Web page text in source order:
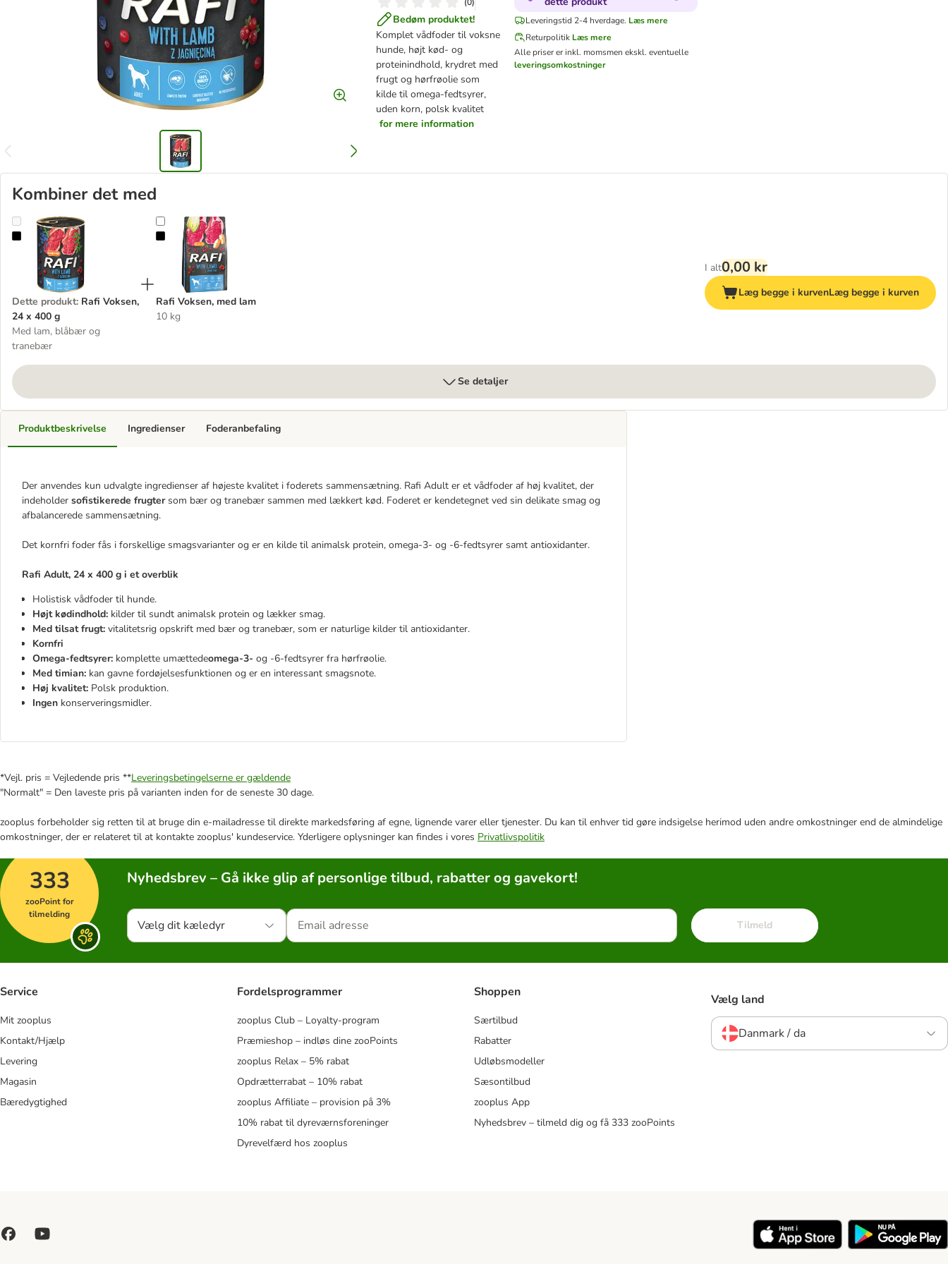
Bedøm produktet!
Komplet vådfoder til voksne
hunde, højt kød- og
proteinindhold, krydret med
frugt og hørfrøolie som
kilde til omega-fedtsyrer,
uden korn, polsk kvalitet
for mere information
Leveringstid 2-4 hverdage. Læs mere
Returpolitik Læs mere
Alle priser er inkl. momsmen ekskl. eventuelle
leveringsomkostninger
Kombiner det med
Rafi Voksen, 24 x 400 g
Dette produkt: Rafi Voksen,
24 x 400 g
Med lam, blåbær og
tranebær
Rafi Voksen, med lam
Rafi Voksen, med lam
10 kg
I alt0,00 kr
Læg begge i kurvenLæg begge i kurven
Se detaljer
Produktbeskrivelse
Der anvendes kun udvalgte ingredienser af højeste kvalitet i foderets sammensætning. Rafi Adult er et vådfoder af høj kvalitet, der
indeholder sofistikerede frugter som bær og tranebær sammen med lækkert kød. Foderet er kendetegnet ved sin delikate smag og
afbalancerede sammensætning.
Det kornfri foder fås i forskellige smagsvarianter og er en kilde til animalsk protein, omega-3- og -6-fedtsyrer samt antioxidanter.
Rafi Adult, 24 x 400 g i et overblik
Holistisk vådfoder til hunde.
Højt kødindhold: kilder til sundt animalsk protein og lækker smag.
Med tilsat frugt: vitalitetsrig opskrift med bær og tranebær, som er naturlige kilder til antioxidanter.
Kornfri
Omega-fedtsyrer: komplette umættedeomega-3- og -6-fedtsyrer fra hørfrøolie.
Med timian: kan gavne fordøjelsesfunktionen og er en interessant smagsnote.
Høj kvalitet: Polsk produktion.
Ingen konserveringsmidler.
Ingredienser Foderanbefaling
*Vejl. pris = Vejledende pris **Leveringsbetingelserne er gældende
"Normalt" = Den laveste pris på varianten inden for de seneste 30 dage.
zooplus forbeholder sig retten til at bruge din e-mailadresse til direkte markedsføring af egne, lignende varer eller tjenester. Du kan til enhver tid gøre indsigelse herimod uden andre omkostninger end de almindelige
omkostninger, der er relateret til at kontakte zooplus' kundeservice. Yderligere oplysninger kan findes i vores Privatlivspolitik
333
zooPoint for
tilmelding
Nyhedsbrev – Gå ikke glip af personlige tilbud, rabatter og gavekort!
Vælg dit kæledyr Tilmeld
Service
Mit zooplus
Kontakt/Hjælp
Levering
Magasin
Bæredygtighed
Fordelsprogrammer
zooplus Club – Loyalty-program
Præmieshop – indløs dine zooPoints
zooplus Relax – 5% rabat
Opdrætterrabat – 10% rabat
zooplus Affiliate – provision på 3%
10% rabat til dyreværnsforeninger
Dyrevelfærd hos zooplus
Shoppen
Særtilbud
Rabatter
Udløbsmodeller
Sæsontilbud
zooplus App
Nyhedsbrev – tilmeld dig og få 333 zooPoints
Vælg land
Danmark / da